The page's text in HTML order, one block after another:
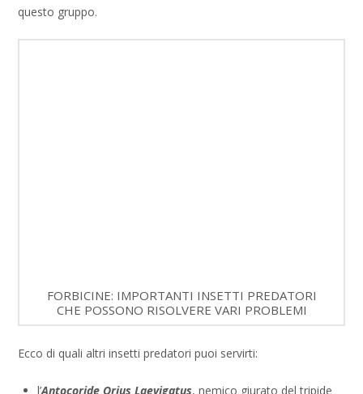
questo gruppo.
FORBICINE: IMPORTANTI INSETTI PREDATORI
CHE POSSONO RISOLVERE VARI PROBLEMI
Ecco di quali altri insetti predatori puoi servirti:
l’Antocoride Orius Laevigatus, nemico giurato del tripide